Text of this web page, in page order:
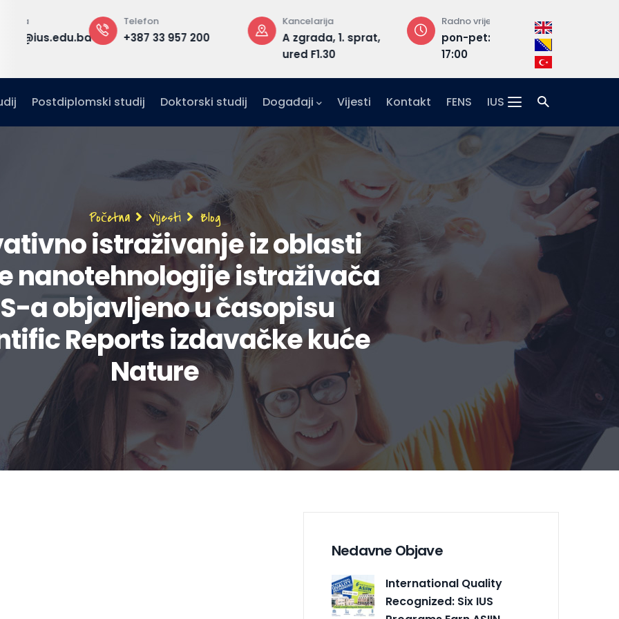
Telefon
+387 33 957 200
Kancelarija
A zgrada, 1. sprat,
Radno vrijeme
pon-pet: 08:30 –
Adresa
Hrasnička
15, 71210 Ilidža
Postdiplomski studij Doktorski studij Događaji Vijesti Kontakt FENS IUS
Breadcrumb
Početna Vijesti Blog
istraživanje iz oblasti
nanotehnologije istraživača
a objavljeno u časopisu
Reports izdavačke kuće
Nature
Nedavne Objave
International Quality
Recognized: Six IUS